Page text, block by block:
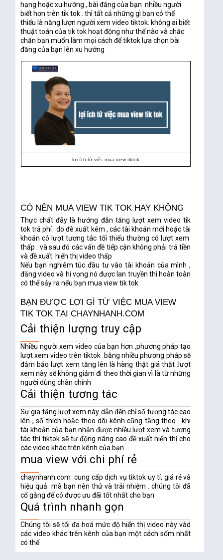
hạng hoặc xu hướng , bài đăng của bạn nhiều người
biết hơn trên tik tok . thì tất cả những gì bạn có thể
thiếu là năng lượn người xem video tiktok. không ai biết
thuật toán của tik tok hoạt động như thế nào và chắc
chắn bạn muốn làm mọi cách để tiktok lựa chọn bài
đăng của bạn lên xu hướng
lợi ích từ việc mua view tiktok
CÓ NÊN MUA VIEW TIK TOK HAY KHÔNG
Thực chất đây là hướng đẫn tăng lượt xem video tik
tok trả phí : do đè xuất kém , các tài khoản mới hoặc tài
khoản có lượt tương tác tối thiểu thường có lượt xem
thấp . và sau đó các vấn đề tiếp cận không phải trả tiền
và đề xuất hiển thị video thấp
Nếu bạn nghiêm túc đầu tư vào tài khoản của mình ,
đăng video và hi vọng nó được lan truyền thì hoàn toàn
có thể sảy ra nếu bạn mua view tik tok
BẠN ĐƯỢC LỢI GÌ TỪ VIỆC MUA VIEW
TIK TOK TẠI CHAYNHANH.COM
Cải thiện lượng truy cập
Nhiều người xem video của bạn hơn ,phương pháp tạo
lượt xem video trên tiktok bằng nhiều phương pháp sẽ
đảm bảo lượt xem tăng lên là hàng thật giá thật .lượt
xem này sẽ không giảm đi theo thời gian vì là từ những
người dùng chân chính
Cải thiện tương tác
Sự gia tăng lượt xem này dẫn đến chỉ số tương tác cao
lên , số thích hoặc theo dõi kênh cũng tăng theo . khi
tài khoản của bạn nhận được nhiều lượt xem và tương
tác thì tiktok sẽ tự động nâng cao đề xuất hiển thị cho
các video khác trên kênh của bạn
mua view với chi phí rẻ
chaynhanh.com cung cấp dịch vụ tiktok uy tí, giá rẻ và
hiệu quả mà bạn nên thử và trải nhiệm . chúng tôi đã
cố gắng để có được ưu đãi tốt nhất cho bạn
Quá trình nhanh gọn
Chúng tôi sẽ tối đa hoá mức độ hiển thị video này vàd
các video khác trên kênh của bạn một cách sốm nhất
có thể